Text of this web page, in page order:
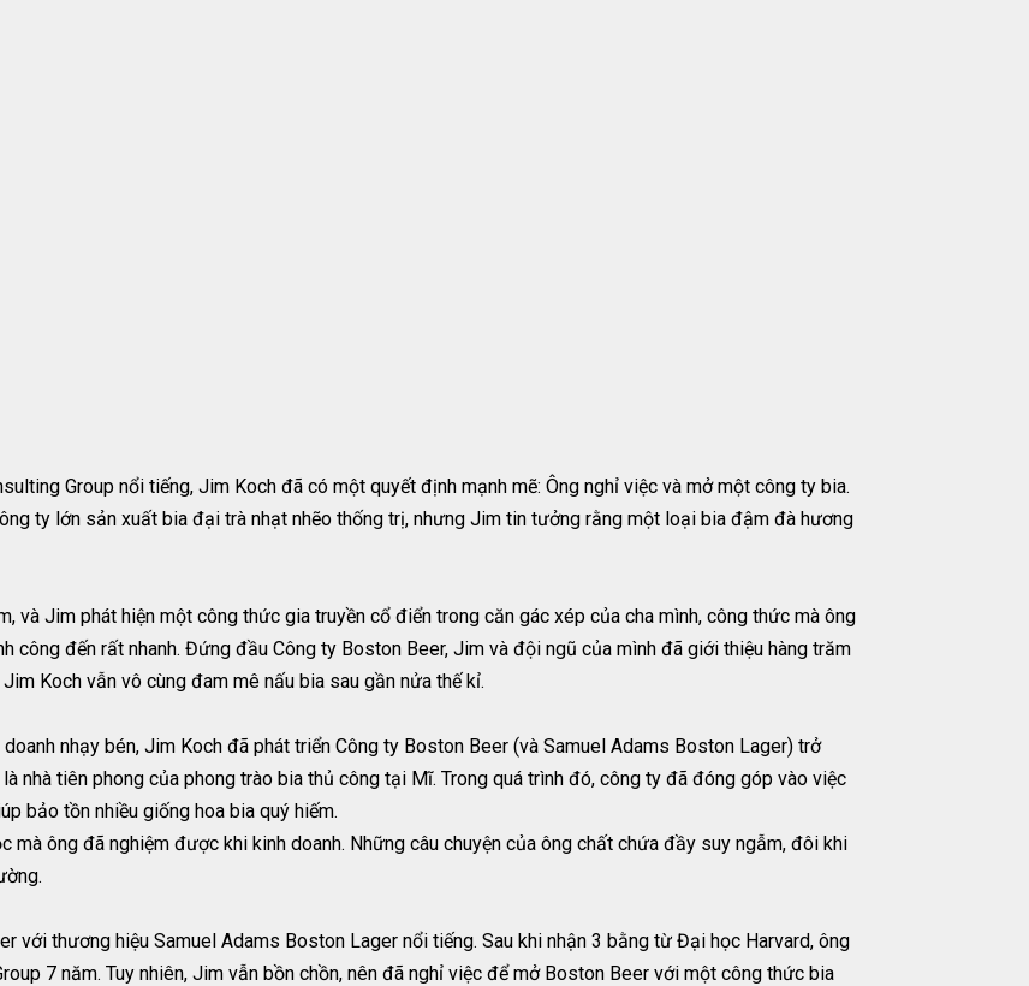
Group nổi tiếng, Jim Koch đã có một quyết định mạnh mẽ: Ông nghỉ việc và mở một công ty bia.
ty lớn sản xuất bia đại trà nhạt nhẽo thống trị, nhưng Jim tin tưởng rằng một loại bia đậm đà hương
và Jim phát hiện một công thức gia truyền cổ điển trong căn gác xép của cha mình, công thức mà ông
công đến rất nhanh. Đứng đầu Công ty Boston Beer, Jim và đội ngũ của mình đã giới thiệu hàng trăm
Koch vẫn vô cùng đam mê nấu bia sau gần nửa thế kỉ.
nhạy bén, Jim Koch đã phát triển Công ty Boston Beer (và Samuel Adams Boston Lager) trở
nhà tiên phong của phong trào bia thủ công tại Mĩ. Trong quá trình đó, công ty đã đóng góp vào việc
bảo tồn nhiều giống hoa bia quý hiếm.
mà ông đã nghiệm được khi kinh doanh. Những câu chuyện của ông chất chứa đầy suy ngẫm, đôi khi
với thương hiệu Samuel Adams Boston Lager nổi tiếng. Sau khi nhận 3 bằng từ Đại học Harvard, ông
7 năm. Tuy nhiên, Jim vẫn bồn chồn, nên đã nghỉ việc để mở Boston Beer với một công thức bia